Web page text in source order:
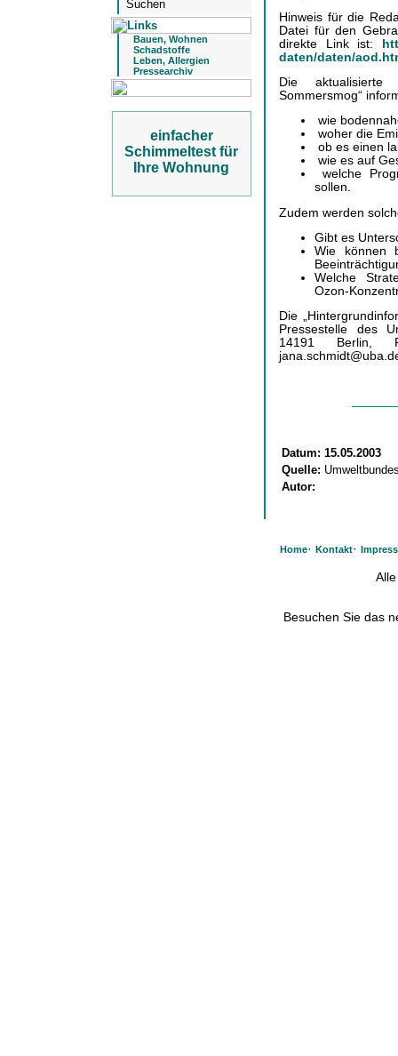
Bauen, Wohnen
Schadstoffe
Leben, Allergien
Pressearchiv
einfacher
Schimmeltest für
Ihre Wohnung
Hinweis für die
Datei für den
direkte Link ist:
daten/daten/
Die aktualisierte
Sommersmog“
wie
woher die
ob es einen
wie es auf
welche
sollen.
Zudem werden
Gibt es
Wie können
Welche
Ozon-
Die
Pressestelle des
14191 Berlin,
Datum: 15.05.2003
Quelle:
Autor:
Home· Kontakt·
Besuchen Sie das